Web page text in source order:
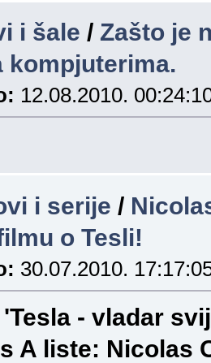
i šale / Zašto je
kompjuterima.
12.08.2010.
i serije /
o Tesli!
30.07.2010.
- vladar
A liste: Nicolas